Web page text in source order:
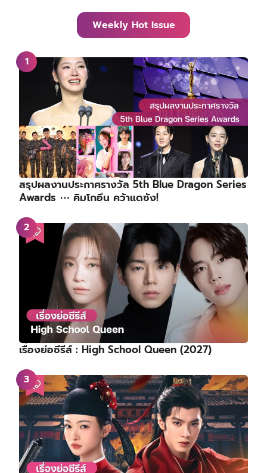
Weekly Hot Issue
สรุปผลงานประกาศรางวัล 5th Blue Dragon Series
Awards ⋯ คิมโกอึน คว้าแดซัง!
เรื่องย่อซีรีส์ : High School Queen (2027)